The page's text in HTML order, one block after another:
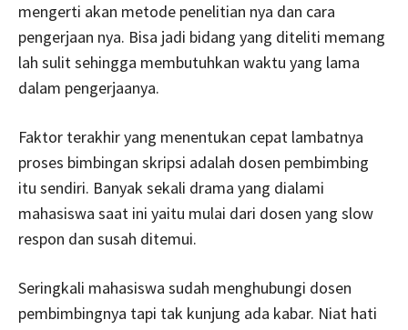
mengerti akan metode penelitian nya dan cara
pengerjaan nya. Bisa jadi bidang yang diteliti memang
lah sulit sehingga membutuhkan waktu yang lama
dalam pengerjaanya.
Faktor terakhir yang menentukan cepat lambatnya
proses bimbingan skripsi adalah dosen pembimbing
itu sendiri. Banyak sekali drama yang dialami
mahasiswa saat ini yaitu mulai dari dosen yang slow
respon dan susah ditemui.
Seringkali mahasiswa sudah menghubungi dosen
pembimbingnya tapi tak kunjung ada kabar. Niat hati